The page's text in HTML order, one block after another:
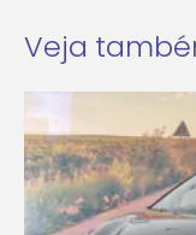
Veja